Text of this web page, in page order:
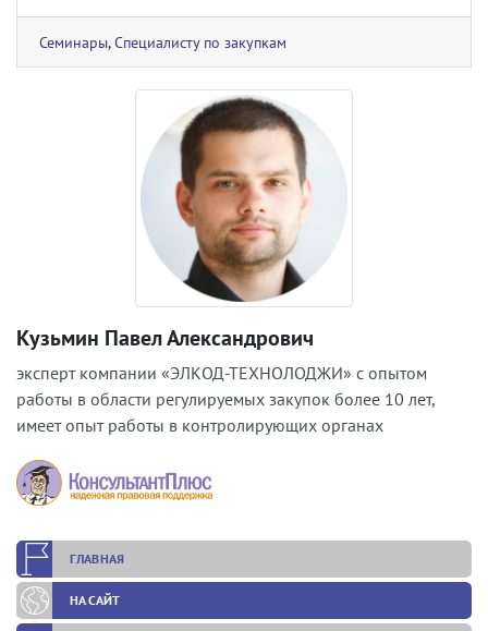
Семинары,Специалисту по закупкам
Кузьмин Павел Александрович
эксперт компании «ЭЛКОД-ТЕХНОЛОДЖИ» с опытом
работы в области регулируемых закупок более 10 лет,
имеет опыт работы в контролирующих органах
ГЛАВНАЯ
НА САЙТ